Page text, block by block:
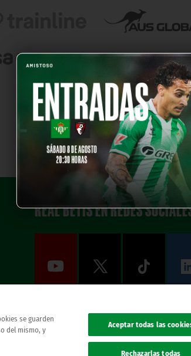
REAL BETIS EN REDES
ロンピエ公式ウェブサイトです。無断複製禁止。.
se guarden
del mismo, y
Aceptar todas las
Rechazarlas todas